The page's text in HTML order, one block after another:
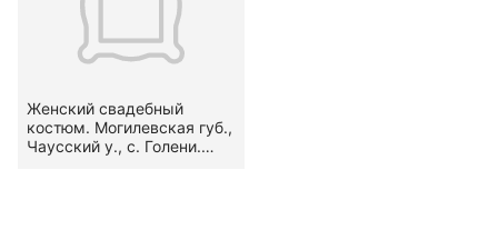
Женский свадебный
костюм. Могилевская губ.,
Чаусский у., с. Голени.